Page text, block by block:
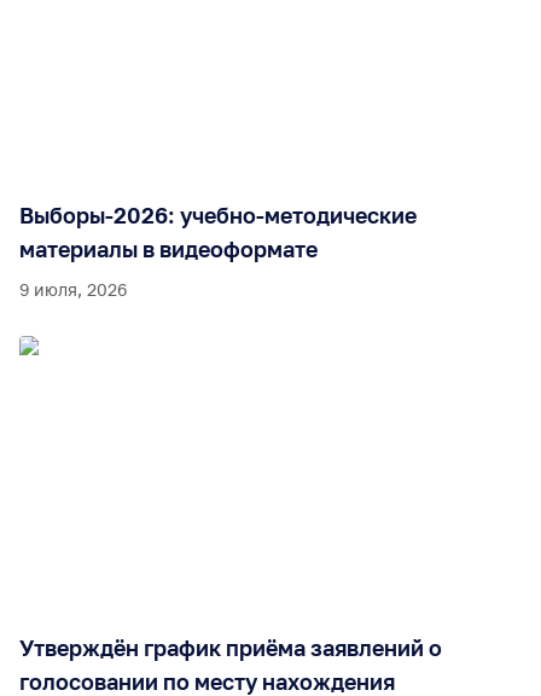
Выборы-2026: учебно-методические
материалы в видеоформате
9 июля, 2026
Утверждён график приёма заявлений о
голосовании по месту нахождения